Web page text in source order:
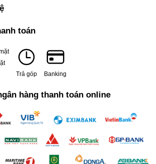
toán
Trả góp
Banking
hàng thanh toán online